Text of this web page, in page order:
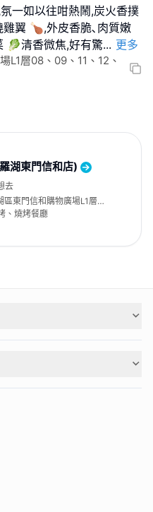
一如以往咁熱鬧,炭火香撲
翼 🍗,外皮香脆､肉質嫩
🥬清香微焦,好有驚... 更多
L1層08、09、11、12、
湖東門信和店)
去
區東門信和購物廣場L1層
、12、13號商鋪
、燒烤餐廳